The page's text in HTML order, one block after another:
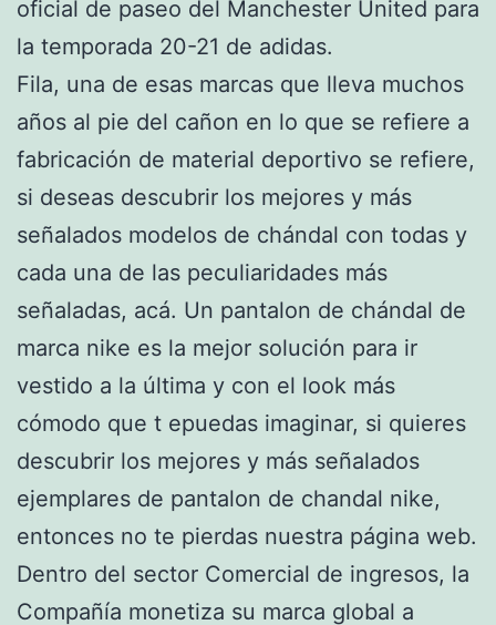
oficial de paseo del Manchester United para
la temporada 20-21 de adidas.
Fila, una de esas marcas que lleva muchos
años al pie del cañon en lo que se refiere a
fabricación de material deportivo se refiere,
si deseas descubrir los mejores y más
señalados modelos de chándal con todas y
cada una de las peculiaridades más
señaladas, acá. Un pantalon de chándal de
marca nike es la mejor solución para ir
vestido a la última y con el look más
cómodo que t epuedas imaginar, si quieres
descubrir los mejores y más señalados
ejemplares de pantalon de chandal nike,
entonces no te pierdas nuestra página web.
Dentro del sector Comercial de ingresos, la
Compañía monetiza su marca global a